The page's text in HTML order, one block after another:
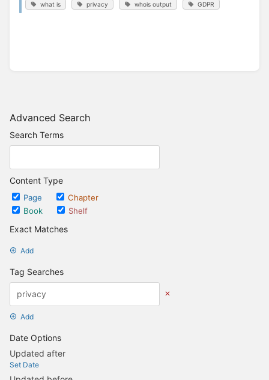
Advanced Search
Search Terms
Content Type
Page
Chapter
Book
Shelf
Exact Matches
Add
Tag Searches
Add
Date Options
Updated after
Set Date
what is privacy whois output GDPR